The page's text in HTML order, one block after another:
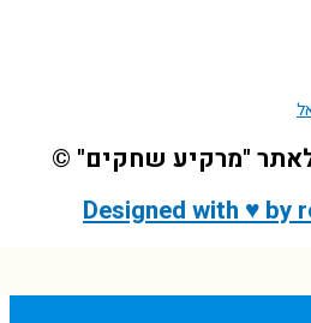
"מרקיע שחקים" ©
Designed with